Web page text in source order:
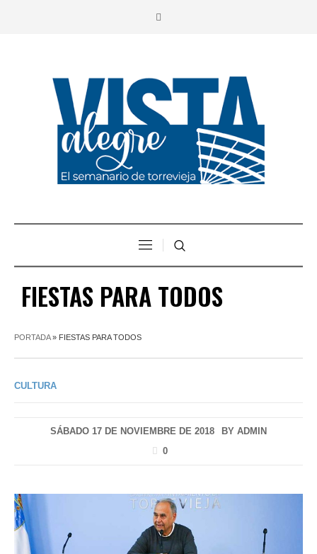
FIESTAS PARA TODOS
PORTADA» FIESTAS PARA TODOS
CULTURA
SÁBADO 17 DE NOVIEMBRE DE 2018 BY ADMIN
0